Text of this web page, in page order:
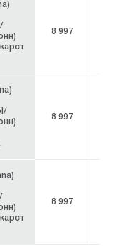
8 997
8 997
8 997